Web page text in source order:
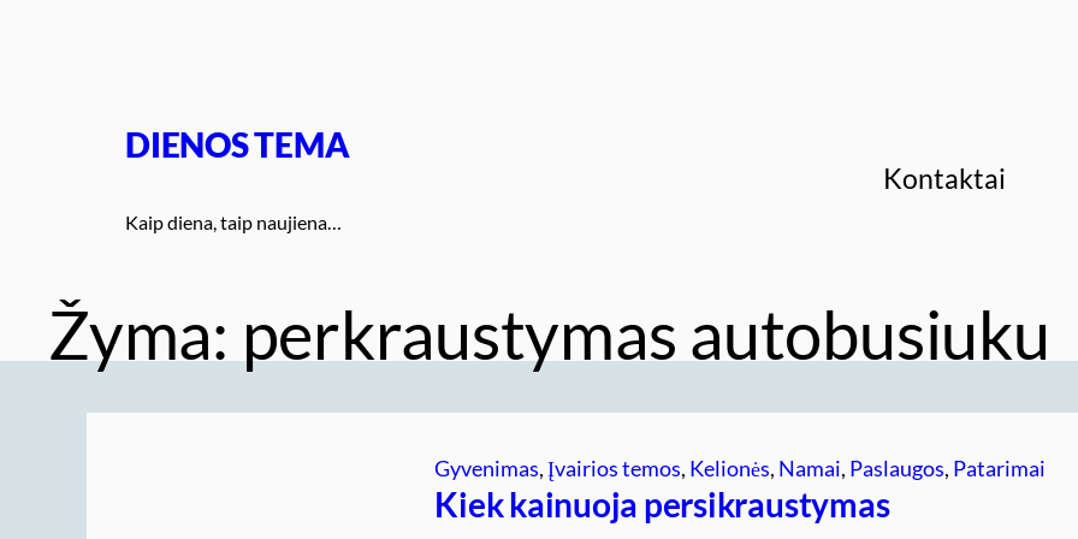
DIENOS TEMA
Kaip diena, taip naujiena…
Kontaktai
Žyma: perkraustymas autobusiuku
Gyvenimas, Įvairios temos, Kelionės, Namai, Paslaugos, Patarimai
Kiek kainuoja persikraustymas